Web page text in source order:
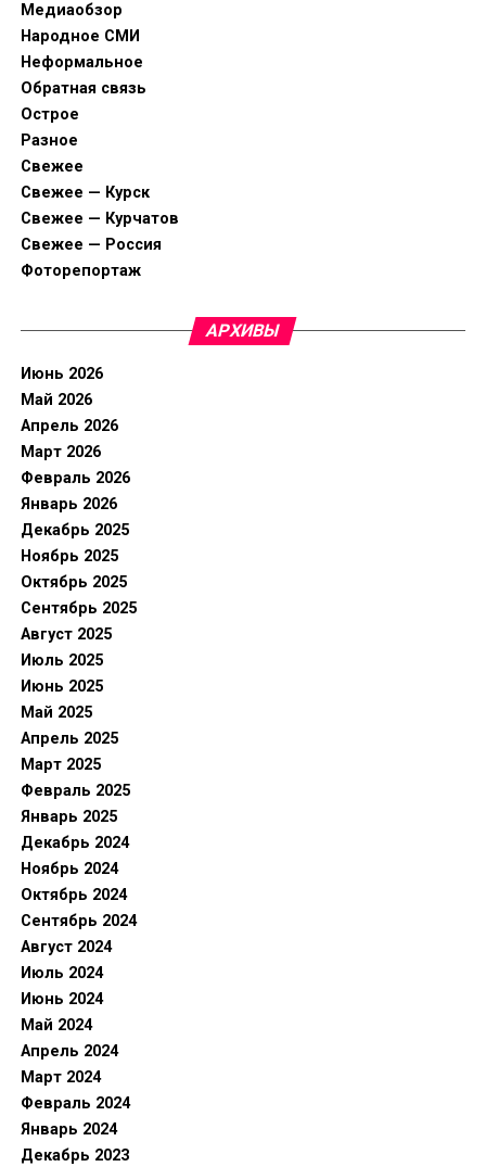
Медиаобзор
Народное СМИ
Неформальное
Обратная связь
Острое
Разное
Свежее
Свежее — Курск
Свежее — Курчатов
Свежее — Россия
Фоторепортаж
АРХИВЫ
Июнь 2026
Май 2026
Апрель 2026
Март 2026
Февраль 2026
Январь 2026
Декабрь 2025
Ноябрь 2025
Октябрь 2025
Сентябрь 2025
Август 2025
Июль 2025
Июнь 2025
Май 2025
Апрель 2025
Март 2025
Февраль 2025
Январь 2025
Декабрь 2024
Ноябрь 2024
Октябрь 2024
Сентябрь 2024
Август 2024
Июль 2024
Июнь 2024
Май 2024
Апрель 2024
Март 2024
Февраль 2024
Январь 2024
Декабрь 2023